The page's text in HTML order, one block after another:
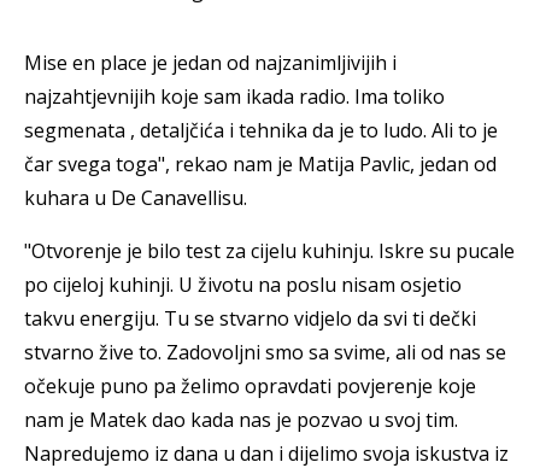
Mise en place je jedan od najzanimljivijih i
najzahtjevnijih koje sam ikada radio. Ima toliko
segmenata , detaljčića i tehnika da je to ludo. Ali to je
čar svega toga", rekao nam je Matija Pavlic, jedan od
kuhara u De Canavellisu.
"Otvorenje je bilo test za cijelu kuhinju. Iskre su pucale
po cijeloj kuhinji. U životu na poslu nisam osjetio
takvu energiju. Tu se stvarno vidjelo da svi ti dečki
stvarno žive to. Zadovoljni smo sa svime, ali od nas se
očekuje puno pa želimo opravdati povjerenje koje
nam je Matek dao kada nas je pozvao u svoj tim.
Napredujemo iz dana u dan i dijelimo svoja iskustva iz